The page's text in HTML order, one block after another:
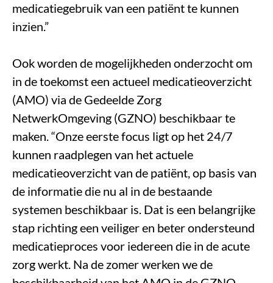
medicatiegebruik van een patiënt te kunnen
inzien.”
Ook worden de mogelijkheden onderzocht om
in de toekomst een actueel medicatieoverzicht
(AMO) via de Gedeelde Zorg
NetwerkOmgeving (GZNO) beschikbaar te
maken. “Onze eerste focus ligt op het 24/7
kunnen raadplegen van het actuele
medicatieoverzicht van de patiënt, op basis van
de informatie die nu al in de bestaande
systemen beschikbaar is. Dat is een belangrijke
stap richting een veiliger en beter ondersteund
medicatieproces voor iedereen die in de acute
zorg werkt. Na de zomer werken we de